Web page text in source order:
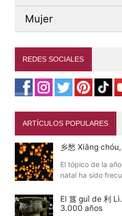
Mujer
REDES SOCIALES
ARTÍCULOS POPULARES
乡愁 Xiāng
El tópico de la
natal ha sido
El 簋 guǐ de 利
3.000 años